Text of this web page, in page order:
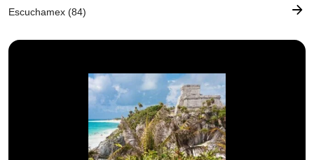
Escuchamex (84) arrow_forward